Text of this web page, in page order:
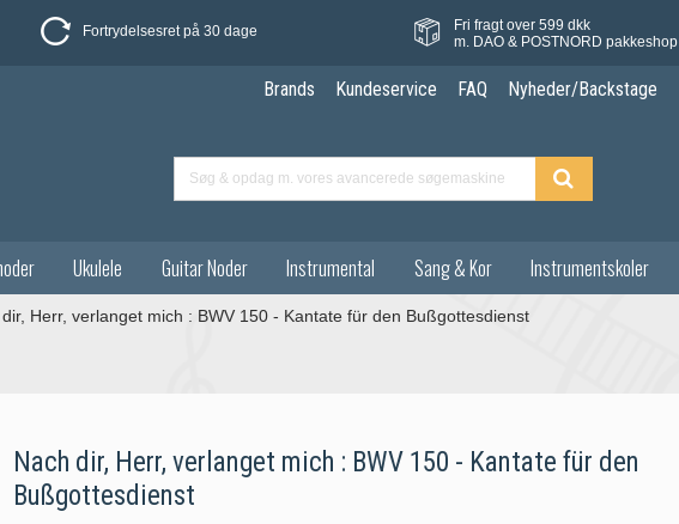
Fortrydelsesret på 30 dage
Fri fragt over 599 dkk
m. DAO & POSTNORD pakkeshop
Brands Kundeservice FAQ Nyheder/Backstage
Ukulele Guitar Noder Instrumental Sang & Kor Instrumentskoler
Herr, verlanget mich : BWV 150 - Kantate für den Bußgottesdienst
Nach dir, Herr, verlanget mich : BWV 150 - Kantate für den
Bußgottesdienst